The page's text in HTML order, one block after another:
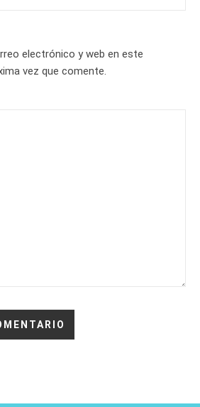
electrónico y web en este
vez que comente.